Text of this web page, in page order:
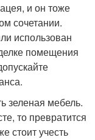
и он тоже
сочетании.
использован
помещения
зеленая мебель.
то превратится
стоит учесть